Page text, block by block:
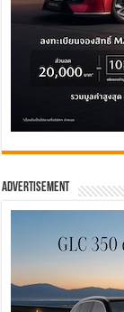
Advertisement